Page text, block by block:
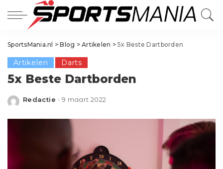
SportsMania.nl >Blog >Artikelen >5x Beste Dartborden
Artikelen Darts
5x Beste Dartborden
Posted
Redactie 9 maart 2022